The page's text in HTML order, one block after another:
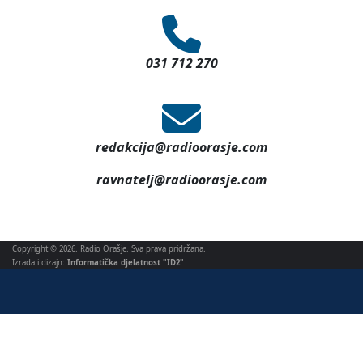
031 712 270
redakcija@radioorasje.com
ravnatelj@radioorasje.com
Copyright © 2026. Radio Orašje. Sva prava pridržana.
Izrada i dizajn: Informatička djelatnost "ID2"